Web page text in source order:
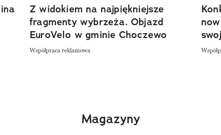
Z widokiem na najpiękniejsze
fragmenty wybrzeża. Objazd
EuroVelo w gminie Choczewo
Współpraca reklamowa
Magazyny